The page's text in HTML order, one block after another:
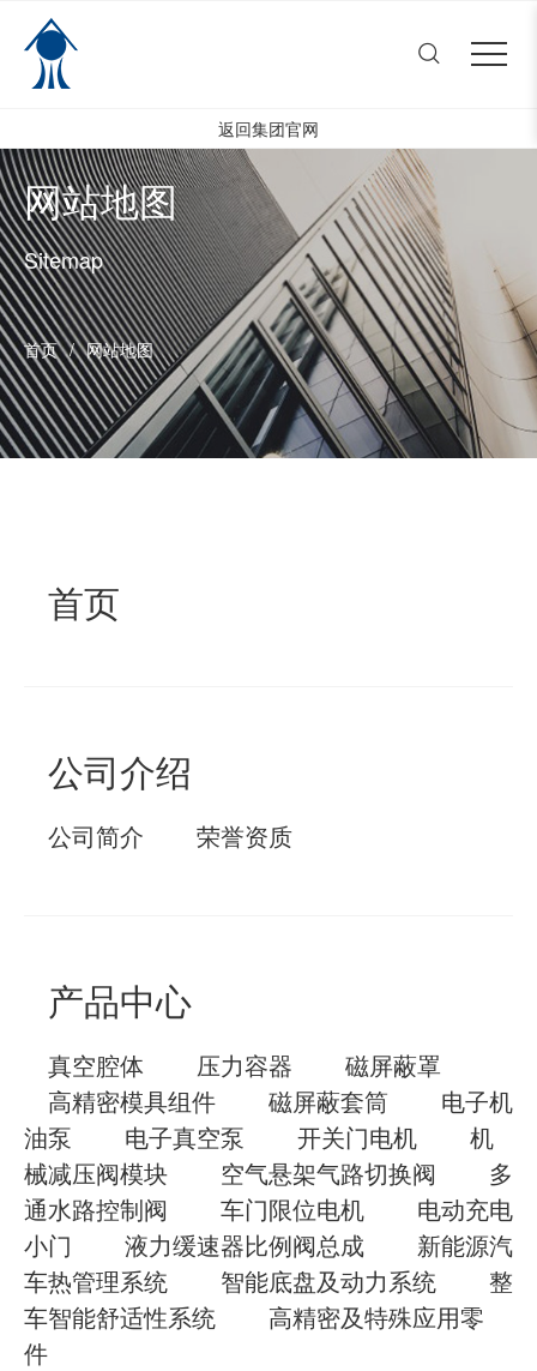
首页
4
Open submenu (产品中心)
产品中心
3
Open submenu (人才与发
人才与发展
新闻中心
返回集团官网
网站地图
Sitemap
首页 / 网站地图
首页
公司介绍
公司简介 荣誉资质
产品中心
真空腔体 压力容器
磁屏蔽罩
高精密模具组件
磁屏蔽套筒
电子机
油泵
电子真空泵 开关门电机
机
械减压阀模块
空气悬架气路切换阀
多
通水路控制阀
车门限位电机
电动充电
小门
液力缓速器比例阀总成
新能源汽
车热管理系统
智能底盘及动力系统
整
车智能舒适性系统
高精密及特殊应用零
件